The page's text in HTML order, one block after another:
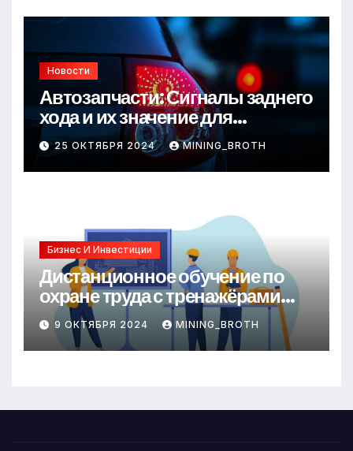
Новости
Автозапчасти: Сигналы заднего
хода и их значение для
безопасности на дороге
25 ОКТЯБРЯ 2024 MINING_BROTH
Бизнес И Инвестиции
Дистанционное обучение по
охране труда с тренажёрами
онлайн
9 ОКТЯБРЯ 2024 MINING_BROTH